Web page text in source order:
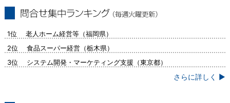
1位 老人ホーム経営等（福岡県）
2位 食品スーパー経営（栃木県）
3位 システム開発・マーケティング支援（東京都）
さらに詳しく ▶